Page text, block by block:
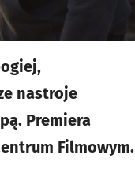
nastroje
Premiera
Filmowym.